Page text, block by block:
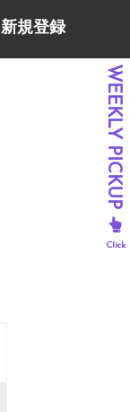
新規登録